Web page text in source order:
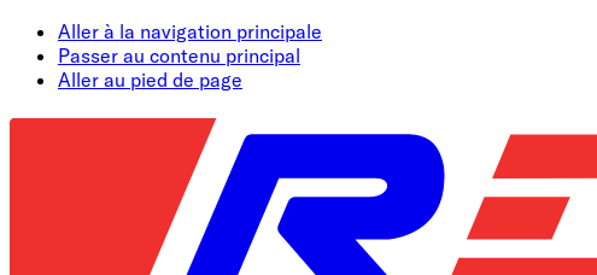
Aller à la navigation principale
Passer au contenu principal
Aller au pied de page